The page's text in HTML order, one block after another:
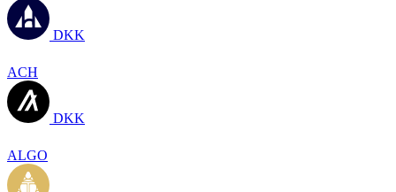
DKK
ACH
DKK
ALGO